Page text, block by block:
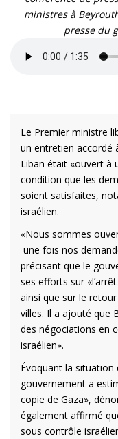
ministres à
presse du
Le Premier ministre
un entretien accordé
Liban était «ouvert à
condition que les
soient satisfaites,
israélien.
«Nous sommes
une fois nos
précisant que le
ses efforts sur
ainsi que sur le
villes. Il a ajouté que
des négociations en
israélien».
Évoquant la situation
gouvernement a
copie de Gaza»,
également affirmé
sous contrôle